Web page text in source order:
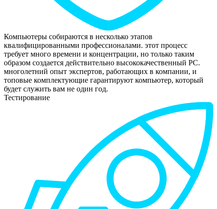
Компьютеры собираются в несколько этапов
квалифицированными профессионалами. этот процесс
требует много времени и концентрации, но только таким
образом создается действительно высококачественный РС.
многолетний опыт экспертов, работающих в компании, и
топовые комплектующие гарантируют компьютер, который
будет служить вам не один год.
Тестирование